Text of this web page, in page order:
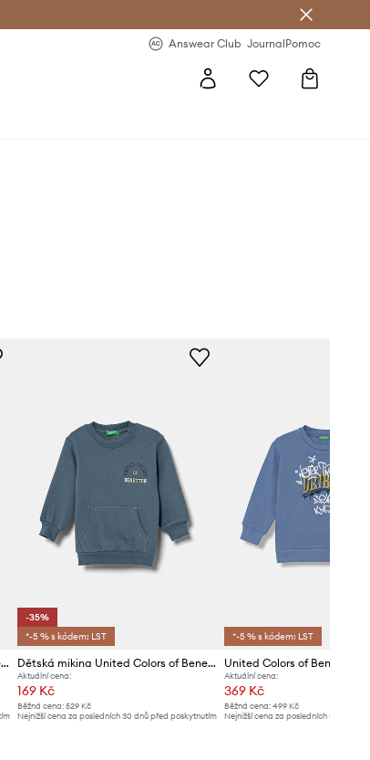
Answear Club JournalPomoc
Dětská mikina United Colors of Benetton
-35%
*-5 % s kódem: LST
Dětská mikina United Colors of Benetton
Aktuální cena:
169 Kč
Běžná cena:529 Kč
Nejnižší cena za posledních 30 dnů před poskytnutím
*-5 % s kódem: LST
Aktuální cena:
369 Kč
Běžná cena: 499 Kč
Nejnižší cena za posledních 30 dnů